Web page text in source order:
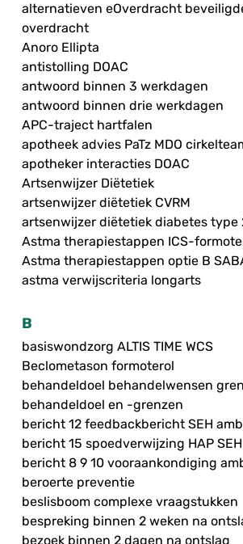
alternatieven eOverdracht
overdracht
Anoro Ellipta
antistolling DOAC
antwoord binnen 3 werkdagen
antwoord binnen drie werkdagen
APC-traject hartfalen
apotheek advies PaTz MDO
apotheker interacties DOAC
Artsenwijzer Diëtetiek
artsenwijzer diëtetiek CVRM
artsenwijzer diëtetiek diabetes type
Astma therapiestappen ICS-
Astma therapiestappen optie B
astma verwijscriteria longarts
B
basiswondzorg ALTIS TIME WCS
Beclometason formoterol
behandeldoel behandelwensen
behandeldoel en -grenzen
bericht 12 feedbackbericht SEH
bericht 15 spoedverwijzing HAP SEH
bericht 8 9 10 vooraankondiging
beroerte preventie
beslisboom complexe vraagstukken
bespreking binnen 2 weken na
bezoek binnen 2 dagen na ontslag